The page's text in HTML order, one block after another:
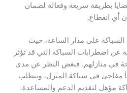
بطريقة سريعة وفعالة لضمان
أي انقطاع.
السباكة على مدار الساعة، حيث
عن اضطرابات السباكة التي قد تؤثر
في منازلهم. فبغض النظر عن مدى
مفاجئ في سباكة المنزل، ويتطلب
مؤهل لتقديم الدعم والمساعدة.